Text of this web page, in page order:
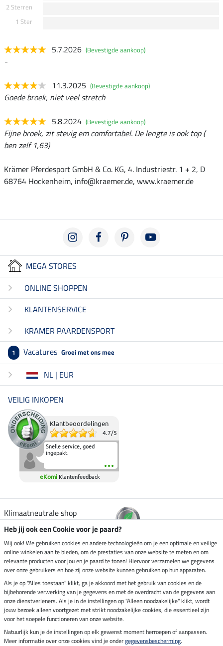
2 Sterren
1 Ster
5.7.2026 (Bevestigde aankoop)
-
11.3.2025 (Bevestigde aankoop)
Goede broek, niet veel stretch
5.8.2024 (Bevestigde aankoop)
Fijne broek, zit stevig em comfortabel. De lengte is ook top (
ben zelf 1,63)
Krämer Pferdesport GmbH & Co. KG, 4. Industriestr. 1 + 2, D
68764 Hockenheim, info@kraemer.de, www.kraemer.de
MEGA STORES
ONLINE SHOPPEN
KLANTENSERVICE
KRAMER PAARDENSPORT
1 Vacatures Groei met ons mee
NL | EUR
VEILIG INKOPEN
Klantbeoordelingen
4.7/5
Snelle service, goed
ingepakt.
eKomi Klantenfeedback
Klimaatneutrale shop
Verzending per
Veilig betalen met
Impressum
Heb jij ook een Cookie voor je paard?
Wij ook! We gebruiken cookies en andere technologieën om je een optimale en veilige
online winkelen aan te bieden, om de prestaties van onze website te meten en om
relevante producten voor jou en je paard te tonen! Hiervoor verzamelen we gegevens
over onze gebruikers en hoe zij onze website kunnen gebruiken op hun apparaten.
Als je op "Alles toestaan" klikt, ga je akkoord met het gebruik van cookies en de
bijbehorende verwerking van je gegevens en met de overdracht van de gegevens aan
onze dienstverleners. Als je in de instellingen op "Alleen noodzakelijke" klikt, wordt
jouw bezoek alleen voortgezet met strikt noodzakelijke cookies, die essentieel zijn
voor het soepele functioneren van onze website.
Natuurlijk kun je de instellingen op elk gewenst moment herroepen of aanpassen.
Meer informatie over onze cookies vind je ondergegevensbescherming.